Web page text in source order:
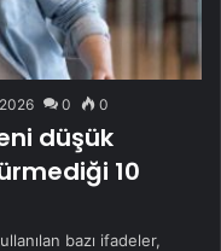
0 0
düşük
10
bazı ifadeler,